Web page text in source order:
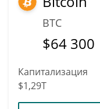
BTC
$64 300
Капитализация
$1,29T